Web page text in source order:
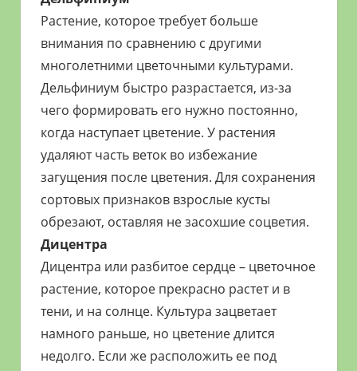
Растение, которое требует больше
внимания по сравнению с другими
многолетними цветочными культурами.
Дельфиниум быстро разрастается, из-за
чего формировать его нужно постоянно,
когда наступает цветение. У растения
удаляют часть веток во избежание
загущения после цветения. Для сохранения
сортовых признаков взрослые кусты
обрезают, оставляя не засохшие соцветия.
Дицентра
Дицентра или разбитое сердце – цветочное
растение, которое прекрасно растет и в
тени, и на солнце. Культура зацветает
намного раньше, но цветение длится
недолго. Если же расположить ее под